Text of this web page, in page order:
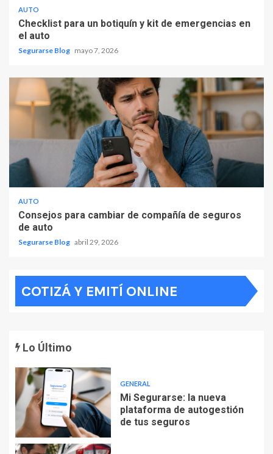
AUTO
Checklist para un botiquín y kit de emergencias en
el auto
Segurarse Blog mayo 7, 2026
AUTO
Consejos para cambiar de compañía de seguros
de auto
Segurarse Blog abril 29, 2026
COTIZÁ Y EMITÍ ONLINE
Lo Último
GENERAL
Mi Segurarse: la nueva
plataforma de autogestión
de tus seguros